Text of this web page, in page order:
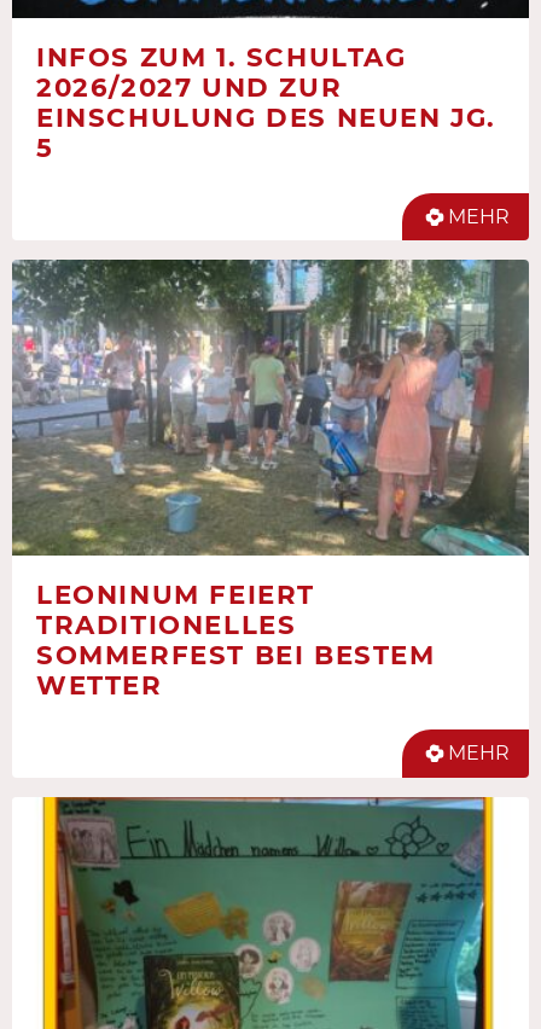
INFOS ZUM 1. SCHULTAG
2026/2027 UND ZUR
EINSCHULUNG DES NEUEN JG.
5
MEHR
LEONINUM FEIERT
TRADITIONELLES
SOMMERFEST BEI BESTEM
WETTER
MEHR